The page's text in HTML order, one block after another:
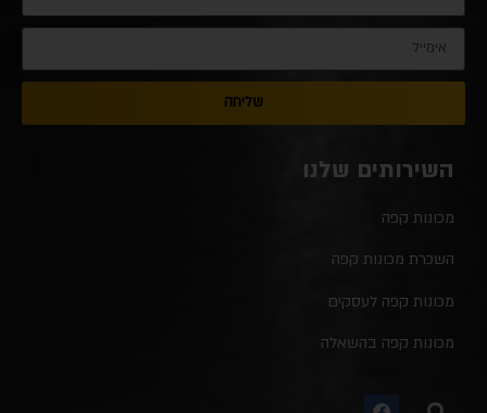
שליחה
השירותים שלנו
מכונות קפה
השכרת מכונות קפה
מכונות קפה לעסקים
מכונות קפה בהשאלה